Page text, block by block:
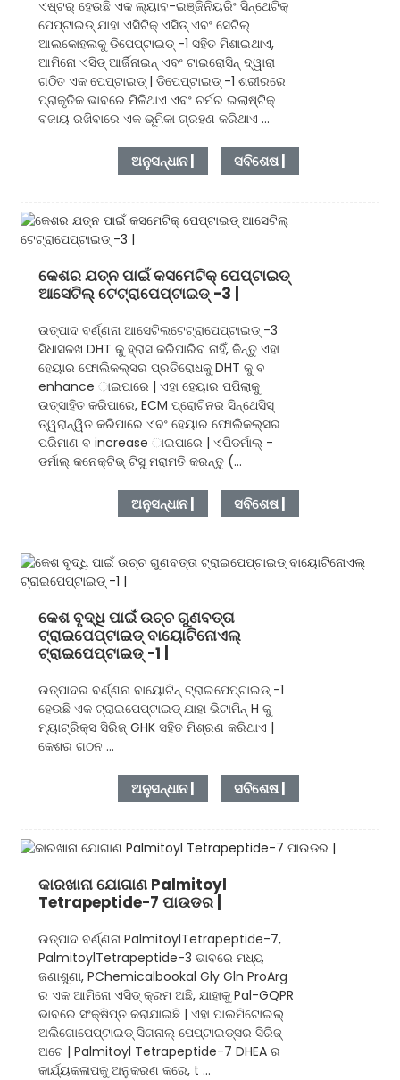
ଏଷ୍ଟର୍ ହେଉଛି ଏକ ଲ୍ୟାବ-ଇଞ୍ଜିନିୟରିଂ ସିନ୍ଥେଟିକ୍
ପେପ୍ଟାଇଡ୍ ଯାହା ଏସିଟିକ୍ ଏସିଡ୍ ଏବଂ ସେଟିଲ୍
ଆଲକୋହଲକୁ ଡିପେପ୍ଟାଇଡ୍ -1 ସହିତ ମିଶାଇଥାଏ,
ଆମିନୋ ଏସିଡ୍ ଆର୍ଜିନାଇନ୍ ଏବଂ ଟାଇରୋସିନ୍ ଦ୍ୱାରା
ଗଠିତ ଏକ ପେପ୍ଟାଇଡ୍ | ଡିପେପ୍ଟାଇଡ୍ -1 ଶରୀରରେ
ପ୍ରାକୃତିକ ଭାବରେ ମିଳିଥାଏ ଏବଂ ଚର୍ମର ଇଲାଷ୍ଟିକ୍
ବଜାୟ ରଖିବାରେ ଏକ ଭୂମିକା ଗ୍ରହଣ କରିଥାଏ ...
ଅନୁସନ୍ଧାନ | ସବିଶେଷ |
କେଶର ଯତ୍ନ ପାଇଁ କସମେଟିକ୍ ପେପ୍ଟାଇଡ୍
ଆସେଟିଲ୍ ଟେଟ୍ରାପେପ୍ଟାଇଡ୍ -3 |
ଉତ୍ପାଦ ବର୍ଣ୍ଣନା ଆସେଟିଲଟେଟ୍ରାପେପ୍ଟାଇଡ୍ -3
ସିଧାସଳଖ DHT କୁ ହ୍ରାସ କରିପାରିବ ନାହିଁ, କିନ୍ତୁ ଏହା
ହେୟାର ଫୋଲିକଲ୍ସର ପ୍ରତିରୋଧକୁ DHT କୁ ବ
enhance ାଇପାରେ | ଏହା ହେୟାର ପପିଲାକୁ
ଉତ୍ସାହିତ କରିପାରେ, ECM ପ୍ରୋଟିନର ସିନ୍ଥେସିସ୍
ତ୍ୱରାନ୍ୱିତ କରିପାରେ ଏବଂ ହେୟାର ଫୋଲିକଲ୍ସର
ପରିମାଣ ବ increase ାଇପାରେ | ଏପିଡର୍ମାଲ୍ -
ଡର୍ମାଲ୍ କନେକ୍ଟିଭ୍ ଟିସୁ ମରାମତି କରନ୍ତୁ (...
ଅନୁସନ୍ଧାନ | ସବିଶେଷ |
କେଶ ବୃଦ୍ଧି ପାଇଁ ଉଚ୍ଚ ଗୁଣବତ୍ତା
ଟ୍ରାଇପେପ୍ଟାଇଡ୍ ବାୟୋଟିନୋଏଲ୍
ଟ୍ରାଇପେପ୍ଟାଇଡ୍ -1 |
ଉତ୍ପାଦର ବର୍ଣ୍ଣନା ବାୟୋଟିନ୍ ଟ୍ରାଇପେପ୍ଟାଇଡ୍ -1
ହେଉଛି ଏକ ଟ୍ରାଇପେପ୍ଟାଇଡ୍ ଯାହା ଭିଟାମିନ୍ H କୁ
ମ୍ୟାଟ୍ରିକ୍ସ ସିରିଜ୍ GHK ସହିତ ମିଶ୍ରଣ କରିଥାଏ |
କେଶର ଗଠନ ...
ଅନୁସନ୍ଧାନ | ସବିଶେଷ |
କାରଖାନା ଯୋଗାଣ Palmitoyl
Tetrapeptide-7 ପାଉଡର |
ଉତ୍ପାଦ ବର୍ଣ୍ଣନା PalmitoylTetrapeptide-7,
PalmitoylTetrapeptide-3 ଭାବରେ ମଧ୍ୟ
ଜଣାଶୁଣା, PChemicalbookal Gly Gln ProArg
ର ଏକ ଆମିନୋ ଏସିଡ୍ କ୍ରମ ଅଛି, ଯାହାକୁ Pal-GQPR
ଭାବରେ ସଂକ୍ଷିପ୍ତ କରାଯାଇଛି | ଏହା ପାଲମିଟୋଇଲ୍
ଅଲିଗୋପେପ୍ଟାଇଡ୍ ସିଗନାଲ୍ ପେପ୍ଟାଇଡ୍ସର ସିରିଜ୍
ଅଟେ | Palmitoyl Tetrapeptide-7 DHEA ର
କାର୍ଯ୍ୟକଳାପକୁ ଅନୁକରଣ କରେ, t ...